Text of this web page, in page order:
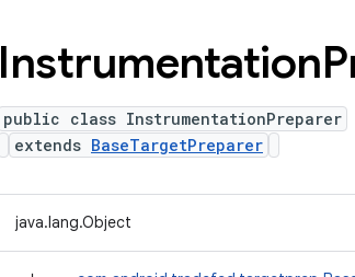
Instrumentation
public class InstrumentationPreparer
extends BaseTargetPreparer
java.lang.Object